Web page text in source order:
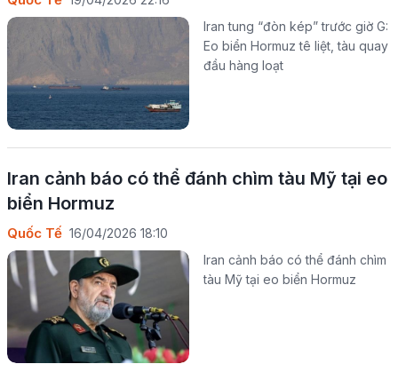
Iran tung “đòn kép” trước giờ G:
Eo biển Hormuz tê liệt, tàu quay
đầu hàng loạt
Iran cảnh báo có thể đánh chìm tàu Mỹ tại eo
biển Hormuz
Quốc Tế 16/04/2026 18:10
Iran cảnh báo có thể đánh chìm
tàu Mỹ tại eo biển Hormuz